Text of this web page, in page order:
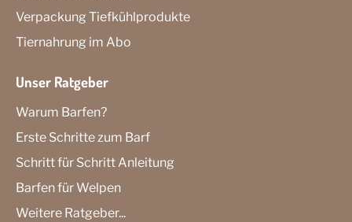
Verpackung Tiefkühlprodukte
Tiernahrung im Abo
Unser Ratgeber
Warum Barfen?
Erste Schritte zum Barf
Schritt für Schritt Anleitung
Barfen für Welpen
Weitere Ratgeber...